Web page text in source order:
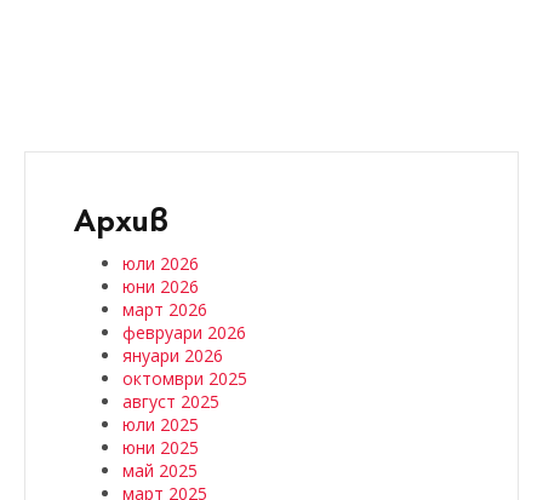
Архив
юли 2026
юни 2026
март 2026
февруари 2026
януари 2026
октомври 2025
август 2025
юли 2025
юни 2025
май 2025
март 2025